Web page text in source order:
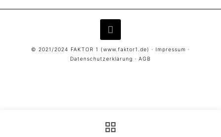
© 2021/2024 FAKTOR 1 (www.faktor1.de) · Impressum ·
Datenschutzerklärung · AGB